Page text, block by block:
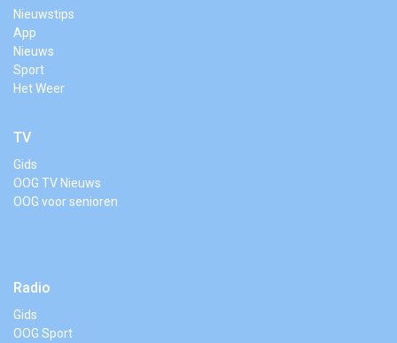
Nieuwstips
App
Nieuws
Sport
Het Weer
TV
Gids
OOG TV Nieuws
OOG voor senioren
Radio
Gids
OOG Sport